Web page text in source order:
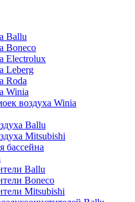
Ballu
Boneco
Electrolux
Leberg
Roda
Winia
воздуха Winia
Ballu
Mitsubishi
бассейна
Ballu
Boneco
Mitsubishi